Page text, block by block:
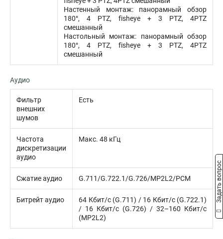
Настенный монтаж: панорамный обзор
180°, 4 PTZ, fisheye + 3 PTZ, 4PTZ
смешанный
Настольный монтаж: панорамный обзор
180°, 4 PTZ, fisheye + 3 PTZ, 4PTZ
смешанный
Аудио
Фильтр
внешних
шумов
Есть
Частота
дискретизации
аудио
Макс. 48 кГц
Сжатие аудио G.711/G.722.1/G.726/MP2L2/PCM
Битрейт аудио
64 Кбит/с (G.711) / 16 Кбит/с (G.722.1)
/ 16 Кбит/с (G.726) / 32–160 Кбит/с
(MP2L2)
Задать вопрос